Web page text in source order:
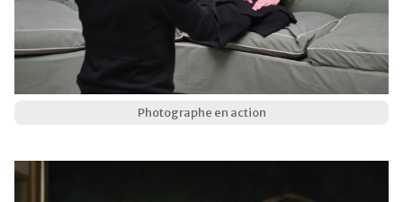
Photographe en action